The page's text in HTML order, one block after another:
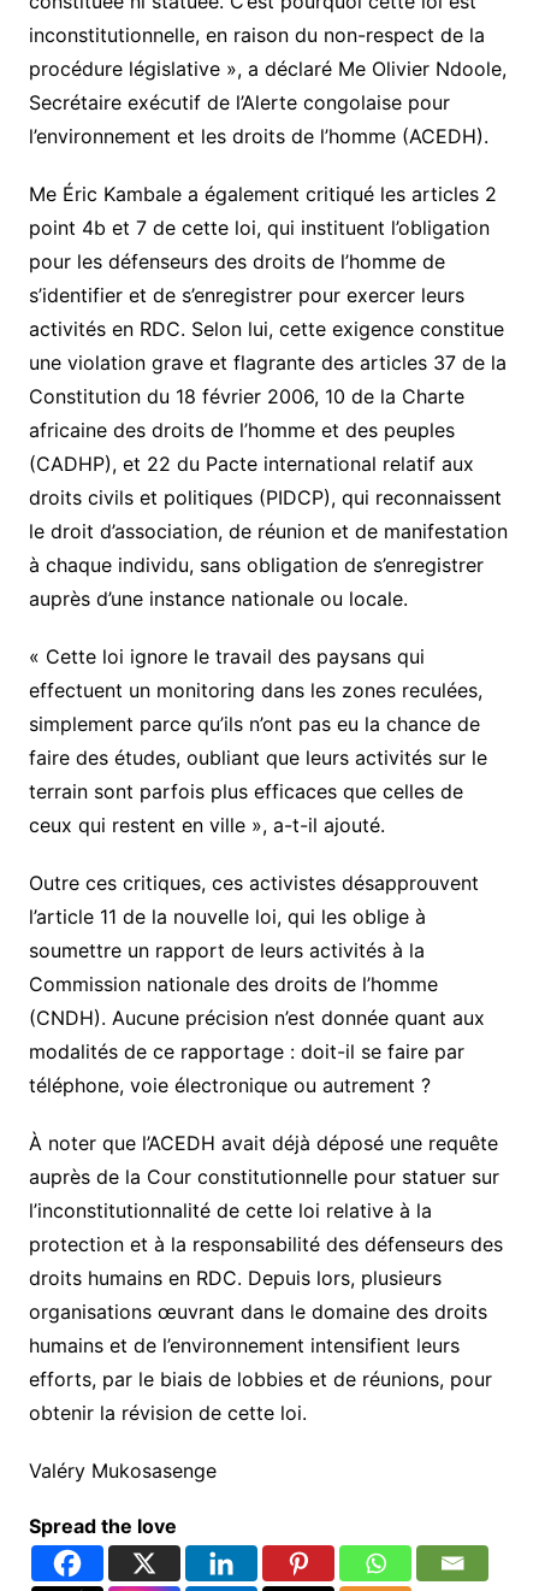
inconstitutionnelle, en raison du non-respect de la
procédure législative », a déclaré Me Olivier Ndoole,
Secrétaire exécutif de l’Alerte congolaise pour
l’environnement et les droits de l’homme (ACEDH).
Me Éric Kambale a également critiqué les articles 2
point 4b et 7 de cette loi, qui instituent l’obligation
pour les défenseurs des droits de l’homme de
s’identifier et de s’enregistrer pour exercer leurs
activités en RDC. Selon lui, cette exigence constitue
une violation grave et flagrante des articles 37 de la
Constitution du 18 février 2006, 10 de la Charte
africaine des droits de l’homme et des peuples
(CADHP), et 22 du Pacte international relatif aux
droits civils et politiques (PIDCP), qui reconnaissent
le droit d’association, de réunion et de manifestation
à chaque individu, sans obligation de s’enregistrer
auprès d’une instance nationale ou locale.
« Cette loi ignore le travail des paysans qui
effectuent un monitoring dans les zones reculées,
simplement parce qu’ils n’ont pas eu la chance de
faire des études, oubliant que leurs activités sur le
terrain sont parfois plus efficaces que celles de
ceux qui restent en ville », a-t-il ajouté.
Outre ces critiques, ces activistes désapprouvent
l’article 11 de la nouvelle loi, qui les oblige à
soumettre un rapport de leurs activités à la
Commission nationale des droits de l’homme
(CNDH). Aucune précision n’est donnée quant aux
modalités de ce rapportage : doit-il se faire par
téléphone, voie électronique ou autrement ?
À noter que l’ACEDH avait déjà déposé une requête
auprès de la Cour constitutionnelle pour statuer sur
l’inconstitutionnalité de cette loi relative à la
protection et à la responsabilité des défenseurs des
droits humains en RDC. Depuis lors, plusieurs
organisations œuvrant dans le domaine des droits
humains et de l’environnement intensifient leurs
efforts, par le biais de lobbies et de réunions, pour
obtenir la révision de cette loi.
Valéry Mukosasenge
Spread the love